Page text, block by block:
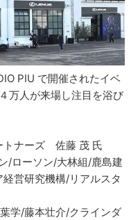
PIU で開催されたイベ
万人が来場し注目を浴び
トナーズ 佐藤 茂 氏
/ローソン/大林組/鹿島建
営研究機構/リアルスタ
学/藤本壮介/クラインダ